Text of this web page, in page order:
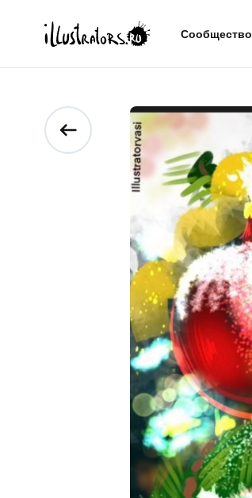
Сообщество